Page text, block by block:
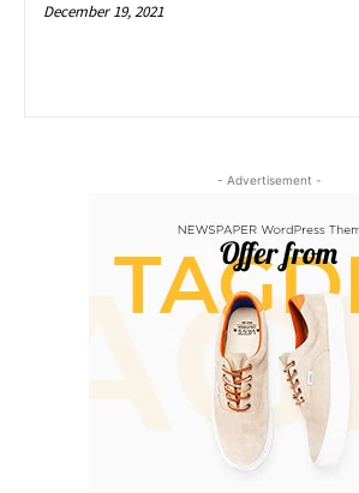
December 19, 2021
- Advertisement -